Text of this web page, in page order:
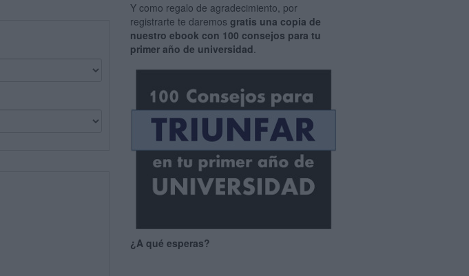
Y como regalo de agradecimiento, por
registrarte te daremosgratis una copia de
nuestro ebook con 100 consejos para tu
primer año de universidad.
¿A qué esperas?